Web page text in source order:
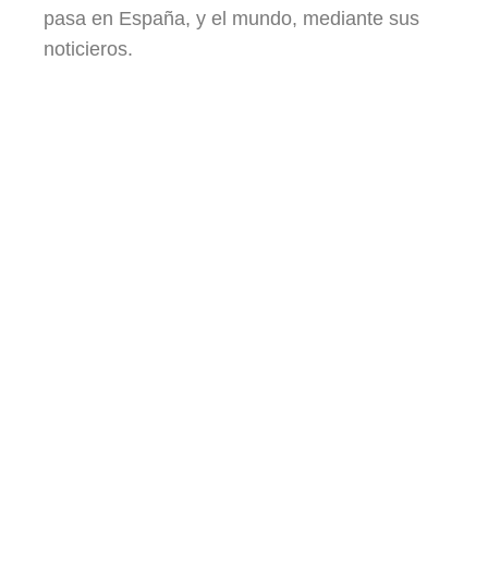
pasa en España, y el mundo, mediante sus
noticieros.